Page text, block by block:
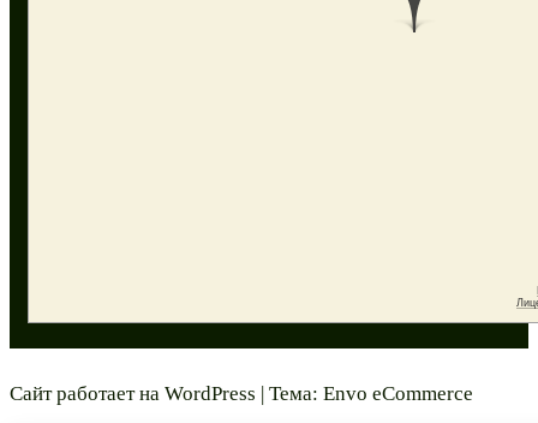
Сайт работает на WordPress | Тема: Envo eCommerce